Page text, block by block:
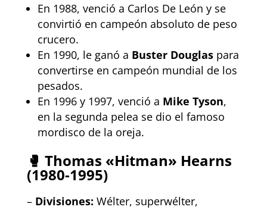
En 1988, venció a Carlos De León y se
convirtió en campeón absoluto de peso
crucero.
En 1990, le ganó a Buster Douglaspara
convertirse en campeón mundial de los
pesados.
En 1996 y 1997, venció a Mike Tyson,
en la segunda pelea se dio el famoso
mordisco de la oreja.
🥊 Thomas «Hitman» Hearns
(1980-1995)
– Divisiones: Wélter, superwélter,